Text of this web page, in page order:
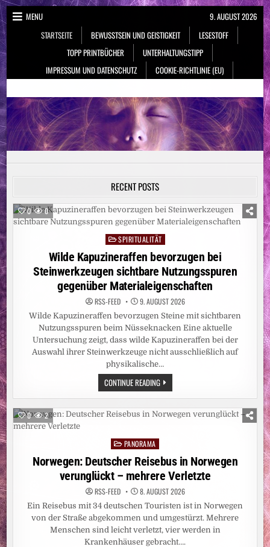
Skip
to
content
MENU
STARTSEITE
BEWUSSTSEIN UND GEISTIGKEIT
LESESTOFF
TOPP PRINTBÜCHER
UNTERHALTUNGSTIPP
IMPRESSUM UND DATENSCHUTZ
COOKIE-RICHTLINIE (EU)
9. AUGUST 2026
NeueSpiritualität.de
RECENT POSTS
0 0
Posted
in
SPIRITUALITÄT
Wilde Kapuzineraffen bevorzugen bei
Steinwerkzeugen sichtbare Nutzungsspuren
gegenüber Materialeigenschaften
RSS-FEED 9. AUGUST 2026
Wilde Kapuzineraffen bevorzugen Steine mit sichtbaren
Nutzungsspuren beim Nüsseknacken Eine aktuelle
Untersuchung zeigt, dass wilde Kapuzineraffen bei der
Auswahl ihrer Steinwerkzeuge nicht ausschließlich auf
physikalische…
CONTINUE READINGWILDE
KAPUZINERAFFEN
BEVORZUGEN
STEINWERKZEUGEN
SICHTBARE
0 2
Posted
in
PANORAMA
Norwegen: Deutscher Reisebus in Norwegen
verunglückt – mehrere Verletzte
RSS-FEED 8. AUGUST 2026
Ein Reisebus mit 34 deutschen Touristen ist in Norwegen
von der Straße abgekommen und umgestürzt. Mehrere
Menschen sind leicht verletzt, vier werden in
Krankenhäuser gebracht….